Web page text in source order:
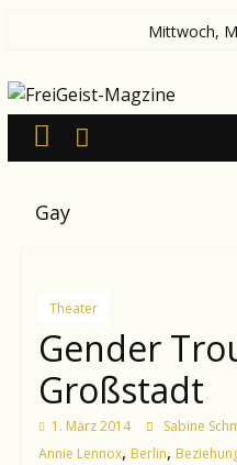
springen
Mittwoch,
FreiGeist-
Magzine
News
und
Gay
Theater
Gender
Großstadt
1. März 2014 Sabine
Annie Lennox, Berlin,